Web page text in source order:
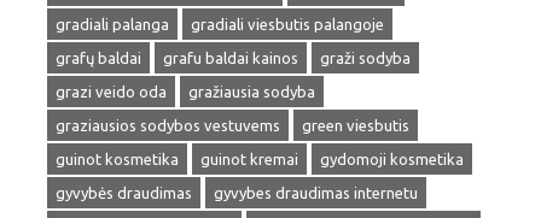
gradiali palanga
gradiali viesbutis palangoje
grafų baldai
grafu baldai kainos
graži sodyba
grazi veido oda
gražiausia sodyba
graziausios sodybos vestuvems
green viesbutis
guinot kosmetika
guinot kremai
gydomoji kosmetika
gyvybės draudimas
gyvybes draudimas internetu